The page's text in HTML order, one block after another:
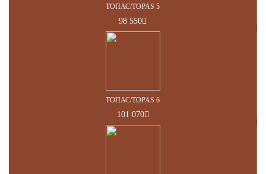
ТОПАС/TOPAS 5
98 550
ТОПАС/TOPAS 6
101 070